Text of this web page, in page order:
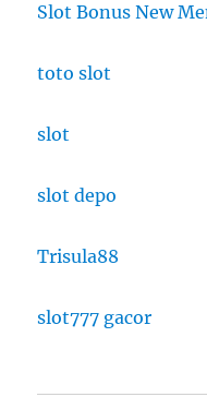
Slot Bonus New
toto slot
slot
slot depo
Trisula88
slot777 gacor